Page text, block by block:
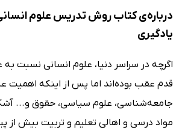
درباره‌ی کتاب روش تدریس علوم
یادگیری
اگرچه در سراسر دنیا، علوم انسانی نسبت
قدم عقب بوده‌اند اما پس از اینکه اهمیت
جامعه‌شناسی، علوم سیاسی، حقوق و...
مواد درسی و اهالی تعلیم و تربیت بیش